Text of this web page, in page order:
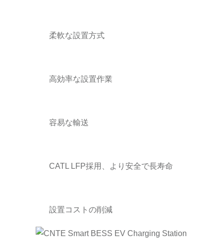
柔軟な設置方式
高効率な設置作業
容易な輸送
CATL LFP採用、より安全で長寿命
設置コストの削減